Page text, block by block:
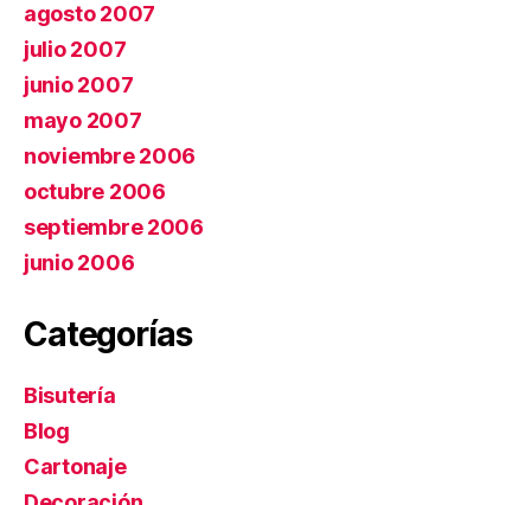
agosto 2007
julio 2007
junio 2007
mayo 2007
noviembre 2006
octubre 2006
septiembre 2006
junio 2006
Categorías
Bisutería
Blog
Cartonaje